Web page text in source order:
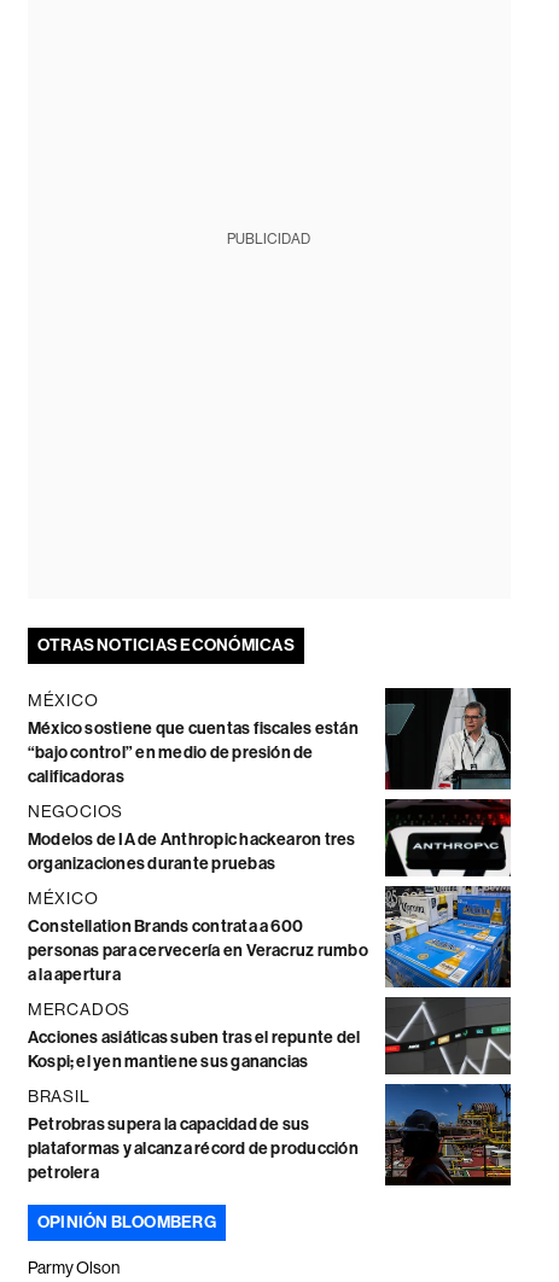
PUBLICIDAD
OTRAS NOTICIAS ECONÓMICAS
MÉXICO
México sostiene que cuentas fiscales están
“bajo control” en medio de presión de
calificadoras
NEGOCIOS
Modelos de IA de Anthropic hackearon tres
organizaciones durante pruebas
MÉXICO
Constellation Brands contrata a 600
personas para cervecería en Veracruz rumbo
a la apertura
MERCADOS
Acciones asiáticas suben tras el repunte del
Kospi; el yen mantiene sus ganancias
BRASIL
Petrobras supera la capacidad de sus
plataformas y alcanza récord de producción
petrolera
OPINIÓN BLOOMBERG
Parmy Olson